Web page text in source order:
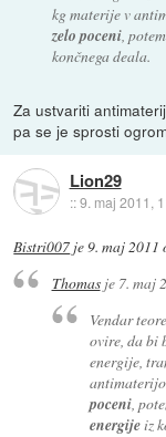
kg materije v
zelo poceni,
končnega deala.
Za ustvariti
pa se je sprosti
Lion29
::9. maj 2011,
Bistri007 je9. maj 2011
Thomasje 7. maj
Vendar
ovire, da bi
energije,
poceni,
energijeiz